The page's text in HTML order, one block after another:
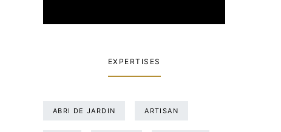
EXPERTISES
ABRI DE JARDIN ARTISAN